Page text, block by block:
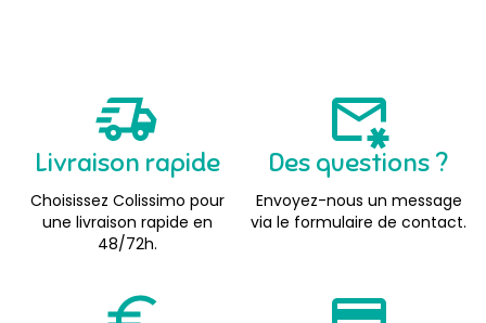
Livraison rapide
Choisissez Colissimo pour
une livraison rapide en
48/72h.
Des questions ?
Envoyez-nous un message
via le formulaire de contact.